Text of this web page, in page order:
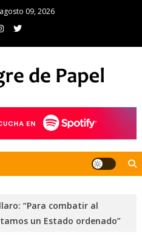
09, 2026
“Para combatir al
un Estado ordenado”